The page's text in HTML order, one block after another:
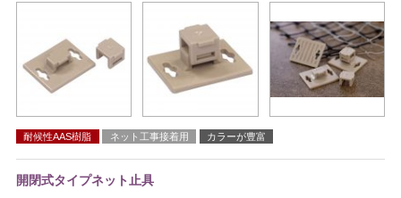
耐候性AAS樹脂 ネット工事接着用 カラーが豊富
開閉式タイプネット止具